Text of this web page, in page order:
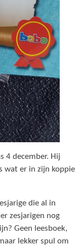
4 december. Hij
wat er in zijn koppie
die al in
zesjarigen nog
Geen leesboek,
lekker spul om